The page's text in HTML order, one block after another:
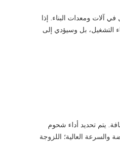
آلات ومعدات البناء. إذا
التشغيل، بل وسيؤدي إلى
يتم تحديد أداء شحوم
العالية؛ اللزوجة